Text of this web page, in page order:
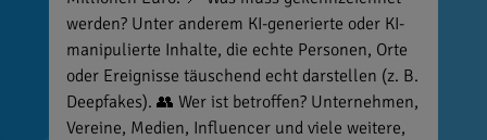
werden? Unter anderem KI-generierte oder KI-
manipulierte Inhalte, die echte Personen, Orte
oder Ereignisse täuschend echt darstellen (z. B.
Deepfakes). 👥 Wer ist betroffen? Unternehmen,
Vereine, Medien, Influencer und viele weitere,